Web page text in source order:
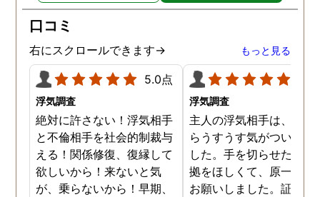
士の紹介やアドバイスもし
ていただき、これから夫と
闘う自信もつきました。 本
当にMJリサーチさんにそ
して代表の方に出会えてよ
かったと思いました。 今度
お会いできる時は、いい報
告ができるようにしたいで
す。
ざいました。
口コミ
右にスクロールできます→ もっと見る
5.0点
浮気調査
絶対に許さない！浮気相手
と不倫相手を社会的制裁与
える！関係修復、復縁して
欲しいから！来ないと気
が、乗らないから！早期、
浮気調査
主人の浮気相手は、以前
らうすうす気がついてい
した。手を切らせたくて
拠をほしくて、原一さん
お願いしました。証拠を